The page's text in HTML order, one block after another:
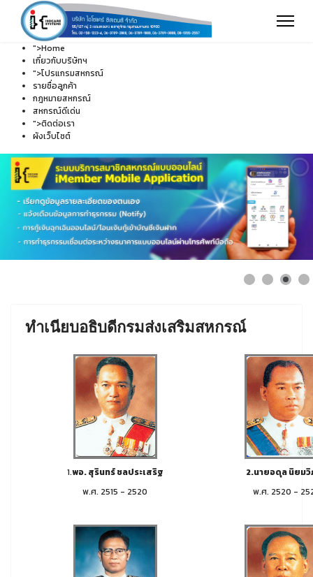
">Home
เกี่ยวกับบริษัทฯ
">โปรแกรมสหกรณ์
รายชื่อลูกค้า
กฎหมายสหกรณ์
สหกรณ์ดีเด่น
">ติดต่อเรา
ผังเว็บไซต์
ทำเนียบอธิบดีกรมส่งเสริมสหกรณ์
1.พอ. สุรินทร์ ชลประเสริฐ
2.นายอดุล นิยมวิ
พ.ศ. 2515 - 2520
พ.ศ. 2520 -